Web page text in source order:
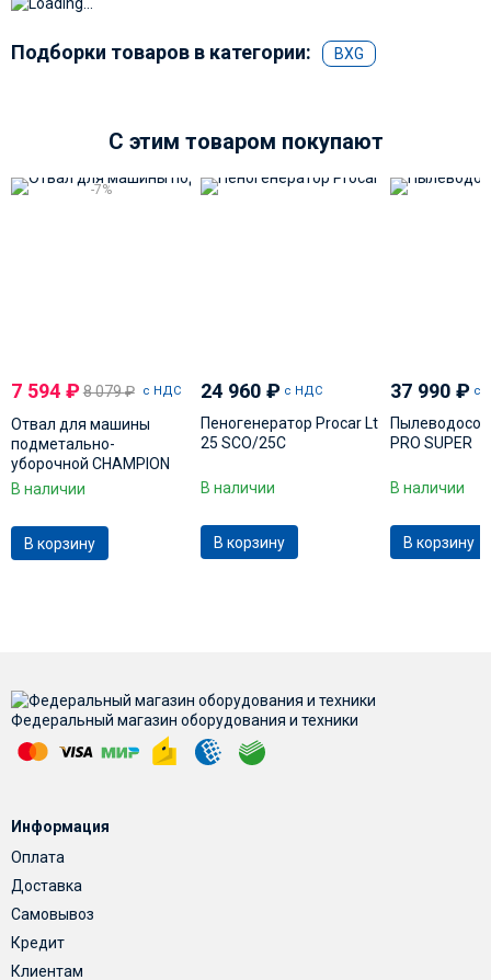
Подборки товаров в категории: BXG
C этим товаром покупают
-7%
7 594 ₽ 8 079₽ с НДС
Отвал для машины
подметально-
уборочной CHAMPION
GS 5562
В наличии
В корзину
24 960 ₽ с НДС
Пеногенератор Procar Lt
25 SCO/25C
В наличии
В корзину
37 990 ₽ с
Пылеводосос
PRO SUPER
В наличии
В корзину
Федеральный магазин оборудования и техники
Информация
Оплата
Доставка
Самовывоз
Кредит
Клиентам